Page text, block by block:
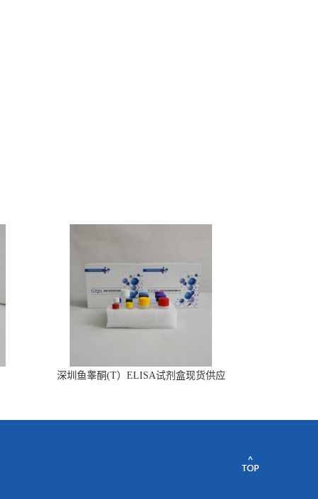
深圳鱼睾酮(T）ELISA试剂盒现货供应